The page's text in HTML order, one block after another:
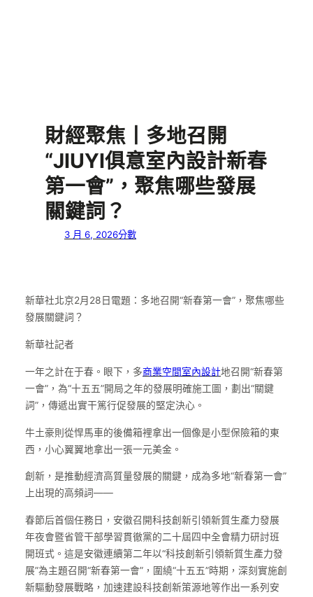
財經聚焦丨多地召開
“JIUYI俱意室內設計新春
第一會”，聚焦哪些發展
關鍵詞？
3 月 6, 2026分數
新華社北京2月28日電題：多地召開“新春第一會”，聚焦哪些
發展關鍵詞？
新華社記者
一年之計在于春。眼下，多商業空間室內設計地召開“新春第
一會”，為“十五五”開局之年的發展明確施工圖，劃出“關鍵
詞”，傳遞出實干篤行促發展的堅定決心。
牛土豪則從悍馬車的後備箱裡拿出一個像是小型保險箱的東
西，小心翼翼地拿出一張一元美金。
創新，是推動經濟高質量發展的關鍵，成為多地“新春第一會”
上出現的高頻詞——
春節后首個任務日，安徽召開科技創新引領新質生產力發展
年夜會暨省管干部學習貫徹黨的二十屆四中全會精力研討班
開班式。這是安徽連續第二年以“科技創新引領新質生產力發
展”為主題召開“新春第一會”，圍繞“十五五”時期，深刻實施創
新驅動發展戰略，加速建設科技創新策源地等作出一系列安